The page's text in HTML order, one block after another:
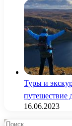
Туры и
путешествие
16.06.2023
Найти: